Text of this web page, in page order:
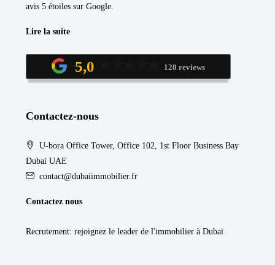
avis 5 étoiles sur Google.
Lire la suite
5,0 120 reviews
Contactez-nous
U-bora Office Tower, Office 102, 1st Floor Business Bay
Dubai UAE
contact@dubaiimmobilier.fr
Contactez nous
Recrutement: rejoignez le leader de l'immobilier à Dubaï